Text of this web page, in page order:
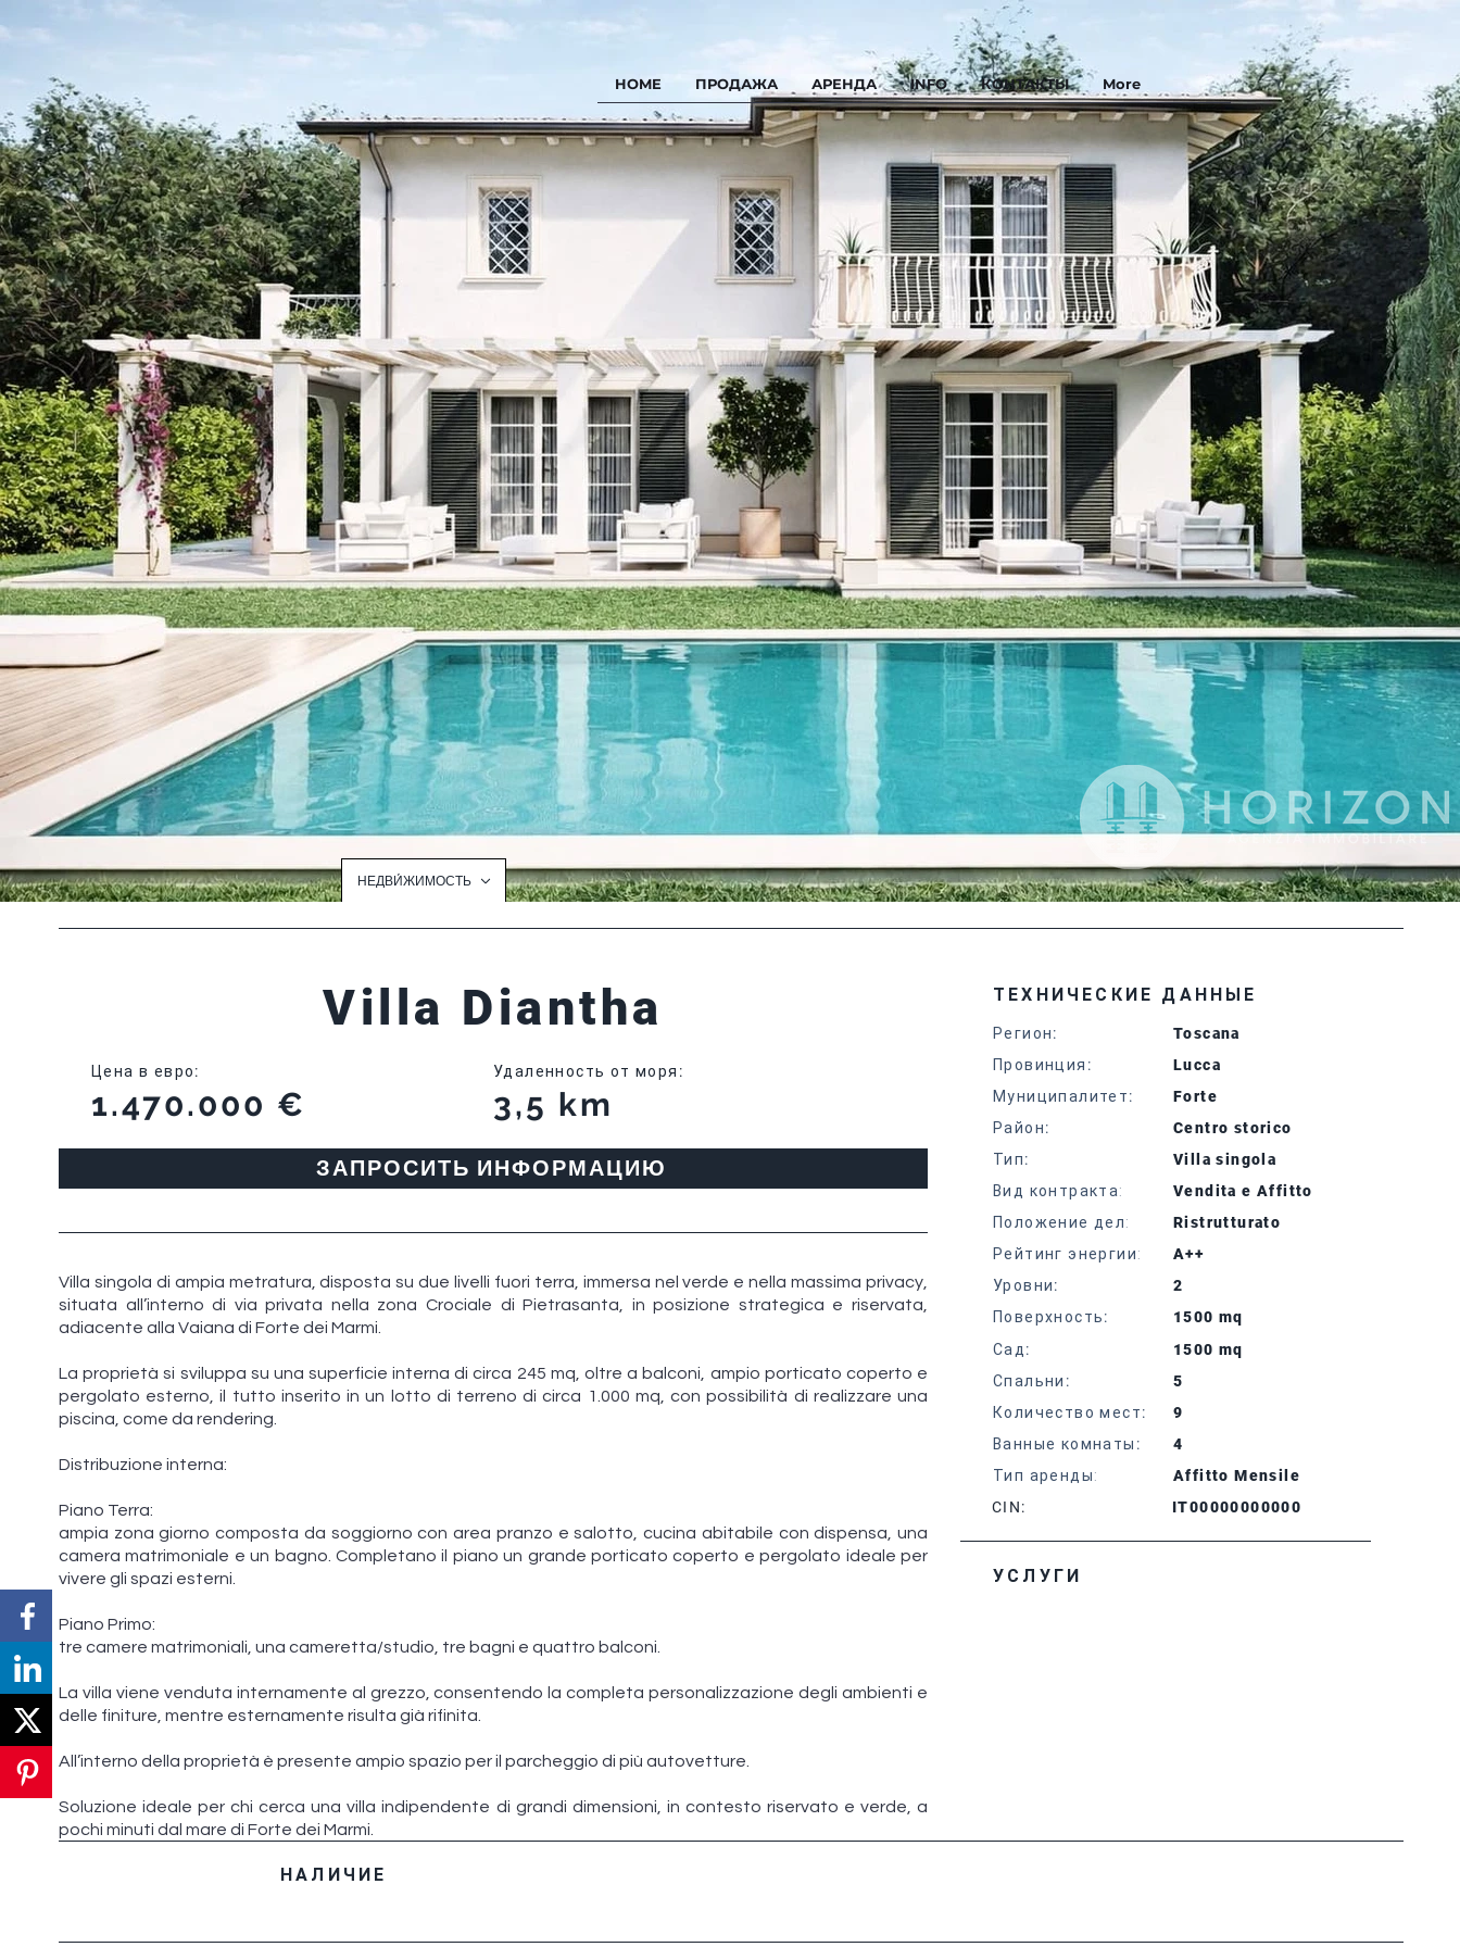
HOME ПРОДАЖА АРЕНДА INFO КОНТАКТЫ More
НЕДВИ́ЖИМОСТЬ
Villa Diantha
Цена в евро:
1.470.000 €
Удаленность от моря :
3,5 km
ЗАПРОСИТЬ ИНФОРМАЦИЮ
Villa singola di ampia metratura, disposta su due livelli fuori terra, immersa nel verde e nella massima privacy,
situata all’interno di via privata nella zona Crociale di Pietrasanta, in posizione strategica e riservata,
adiacente alla Vaiana di Forte dei Marmi.
La proprietà si sviluppa su una superficie interna di circa 245 mq, oltre a balconi, ampio porticato coperto e
pergolato esterno, il tutto inserito in un lotto di terreno di circa 1.000 mq, con possibilità di realizzare una
piscina, come da rendering.
Distribuzione interna:
Piano Terra:
ampia zona giorno composta da soggiorno con area pranzo e salotto, cucina abitabile con dispensa, una
camera matrimoniale e un bagno. Completano il piano un grande porticato coperto e pergolato ideale per
vivere gli spazi esterni.
Piano Primo:
tre camere matrimoniali, una cameretta/studio, tre bagni e quattro balconi.
La villa viene venduta internamente al grezzo, consentendo la completa personalizzazione degli ambienti e
delle finiture, mentre esternamente risulta già rifinita.
All’interno della proprietà è presente ampio spazio per il parcheggio di più autovetture.
Soluzione ideale per chi cerca una villa indipendente di grandi dimensioni, in contesto riservato e verde, a
pochi minuti dal mare di Forte dei Marmi.
ТЕХНИЧЕСКИЕ ДАННЫЕ
Регион:
Toscana
Провинция :
Lucca
Муниципалитет:
Forte
Район:
Centro storico
Тип:
Villa singola
Вид контракта:
Vendita e Affitto
Положение дел:
Ristrutturato
Рейтинг энергии:
A++
Уровни:
2
Поверхность:
1500 mq
Сад:
1500 mq
Спальни :
5
Количество мест:
9
Ванные комнаты :
4
Тип аренды:
Affitto Mensile
CIN:
IT00000000000
УСЛУГИ
НАЛИЧИЕ